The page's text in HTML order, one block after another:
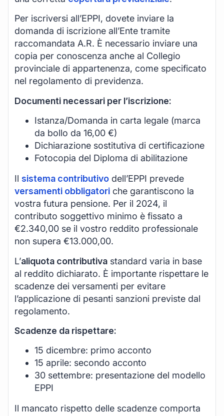
Per iscriversi all’EPPI, dovete inviare la
domanda di iscrizione all’Ente tramite
raccomandata A.R. È necessario inviare una
copia per conoscenza anche al Collegio
provinciale di appartenenza, come specificato
nel regolamento di previdenza.
Documenti necessari per l’iscrizione:
Istanza/Domanda in carta legale (marca
da bollo da 16,00 €)
Dichiarazione sostitutiva di certificazione
Fotocopia del Diploma di abilitazione
Il sistema contributivo dell’EPPI prevede
versamenti obbligatori che garantiscono la
vostra futura pensione. Per il 2024, il
contributo soggettivo minimo è fissato a
€2.340,00 se il vostro reddito professionale
non supera €13.000,00.
L’aliquota contributiva standard varia in base
al reddito dichiarato. È importante rispettare le
scadenze dei versamenti per evitare
l’applicazione di pesanti sanzioni previste dal
regolamento.
Scadenze da rispettare:
15 dicembre: primo acconto
15 aprile: secondo acconto
30 settembre: presentazione del modello
EPPI
Il mancato rispetto delle scadenze comporta